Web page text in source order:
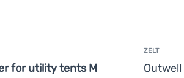
for utility tents M
ZELT
Outwell